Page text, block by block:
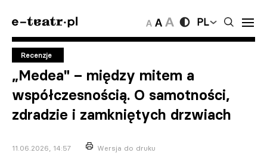
PL
Recenzje
„Medea" – między mitem a
współczesnością. O samotności,
zdradzie i zamkniętych drzwiach
11.06.2026, 14:57 Wersja do druku